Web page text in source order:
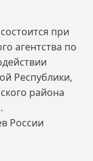
при
агентства по
Республики,
района
России